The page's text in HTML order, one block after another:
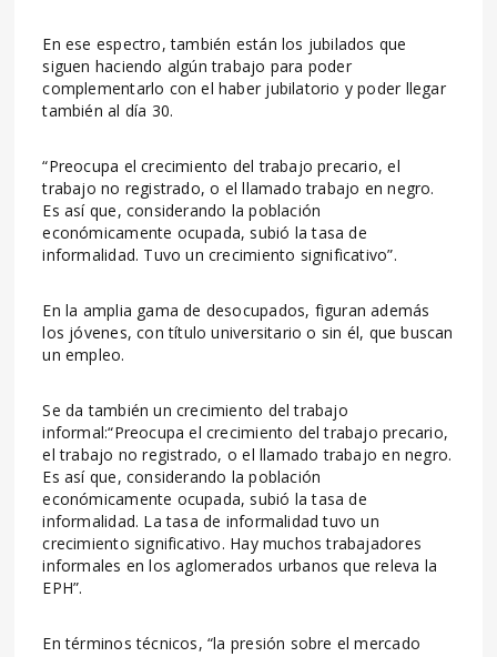
En ese espectro, también están los jubilados que
siguen haciendo algún trabajo para poder
complementarlo con el haber jubilatorio y poder llegar
también al día 30.
“Preocupa el crecimiento del trabajo precario, el
trabajo no registrado, o el llamado trabajo en negro.
Es así que, considerando la población
económicamente ocupada, subió la tasa de
informalidad. Tuvo un crecimiento significativo”.
En la amplia gama de desocupados, figuran además
los jóvenes, con título universitario o sin él, que buscan
un empleo.
Se da también un crecimiento del trabajo
informal:“Preocupa el crecimiento del trabajo precario,
el trabajo no registrado, o el llamado trabajo en negro.
Es así que, considerando la población
económicamente ocupada, subió la tasa de
informalidad. La tasa de informalidad tuvo un
crecimiento significativo. Hay muchos trabajadores
informales en los aglomerados urbanos que releva la
EPH”.
En términos técnicos, “la presión sobre el mercado